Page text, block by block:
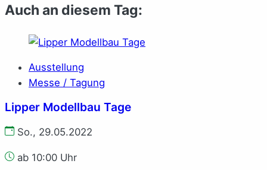
Auch an diesem Tag:
Ausstellung
Messe / Tagung
Lipper Modellbau Tage
So., 29.05.2022
ab 10:00 Uhr